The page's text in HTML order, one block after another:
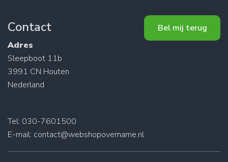
Contact
Adres
Sleepboot 11b
3991 CN Houten
Nederland
Bel mij terug
Tel: 030-7601500
E-mail: contact@webshopovername.nl